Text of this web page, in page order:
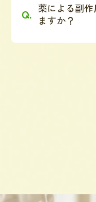
薬による副
ますか？